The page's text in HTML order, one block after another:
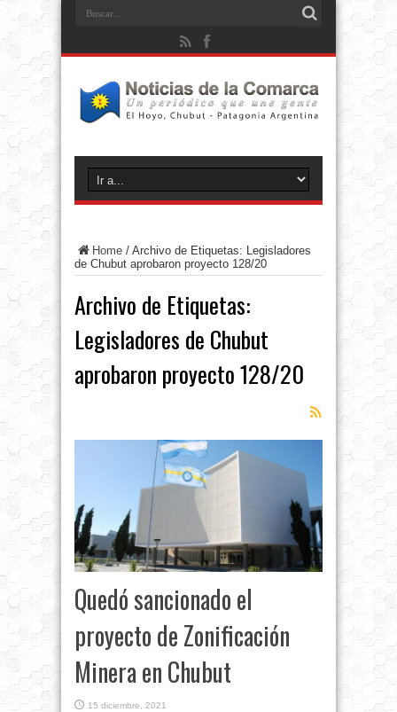
Home / Archivo de Etiquetas: Legisladores
de Chubut aprobaron proyecto 128/20
Archivo de Etiquetas:
Legisladores de Chubut
aprobaron proyecto 128/20
Quedó sancionado el
proyecto de Zonificación
Minera en Chubut
15 diciembre, 2021